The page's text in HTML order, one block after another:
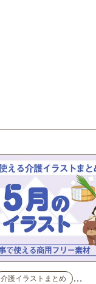
介護イラストまとめ …